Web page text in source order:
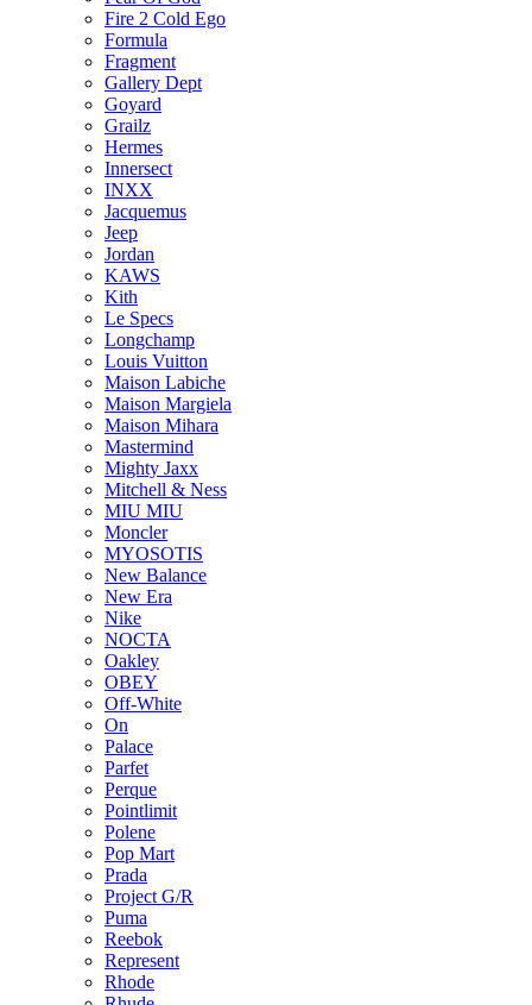
Fire 2 Cold Ego
Formula
Fragment
Gallery Dept
Goyard
Grailz
Hermes
Innersect
INXX
Jacquemus
Jeep
Jordan
KAWS
Kith
Le Specs
Longchamp
Louis Vuitton
Maison Labiche
Maison Margiela
Maison Mihara
Mastermind
Mighty Jaxx
Mitchell & Ness
MIU MIU
Moncler
MYOSOTIS
New Balance
New Era
Nike
NOCTA
Oakley
OBEY
Off-White
On
Palace
Parfet
Perque
Pointlimit
Polene
Pop Mart
Prada
Project G/R
Puma
Reebok
Represent
Rhode